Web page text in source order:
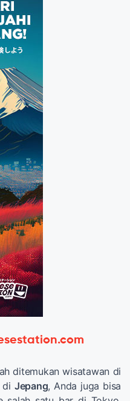
ditemukan wisatawan di
di Jepang, Anda juga bisa